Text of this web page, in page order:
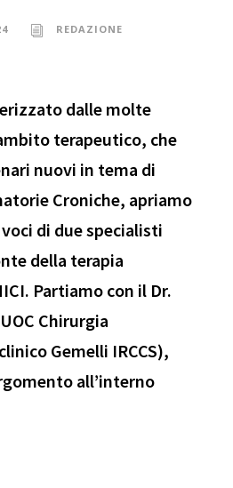
REDAZIONE
dalle molte
terapeutico, che
nuovi in tema di
Croniche, apriamo
di due specialisti
della terapia
Partiamo con il Dr.
Chirurgia
Gemelli IRCCS),
all’interno